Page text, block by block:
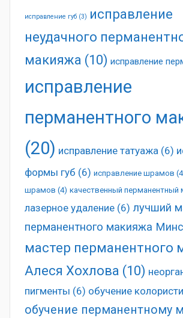
исправление губ (3) исправление
неудачного
макияжа (10) исправление
исправление
перманентного
(20) исправление татуажа (6)
формы губ (6) исправление шрамов
шрамов (4) качественный перманентный
лазерное удаление (6) лучший
перманентного макияжа
мастер перманентного
Алеся Хохлова (10)
пигменты (6) обучение
обучение перманентному